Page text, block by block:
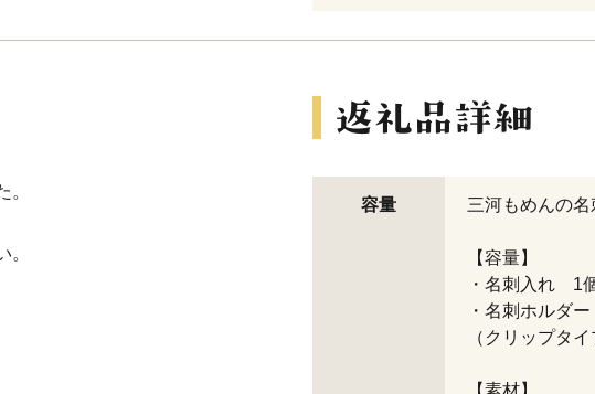
。
容量 三河もめんの
【容量】
・名刺入れ 1
・名刺ホルダ
（クリップタイ
【素材】